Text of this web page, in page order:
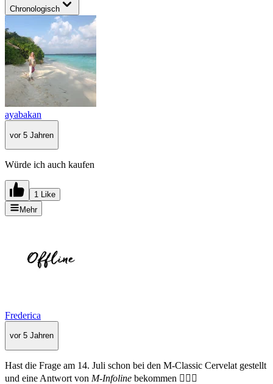
Chronologisch
ayabakan
vor 5 Jahren
Würde ich auch kaufen
1 Like
Mehr
Frederica
vor 5 Jahren
Hast die Frage am 14. Juli schon bei den M-Classic Cervelat gestellt
und eine Antwort von M-Infoline bekommen 🤷🏻‍♀️